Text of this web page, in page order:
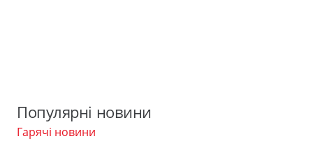
Популярні новини
Гарячі новини